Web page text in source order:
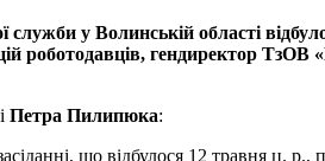
у Волинській області
роботодавців, гендиректор
Петра Пилипюка:
що відбулося 12 травня ц.